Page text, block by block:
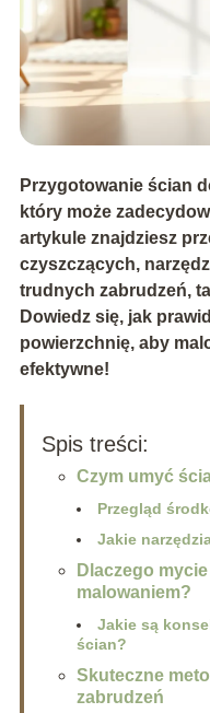
Przygotowanie ścian
który może
artykule znajdziesz
czyszczących,
trudnych zabrudzeń,
Dowiedz się, jak
powierzchnię, aby
efektywne!
Spis treści:
Czym umyć
Przegląd
Jakie
Dlaczego
malowaniem?
Jakie są
ścian?
Skuteczne
zabrudzeń